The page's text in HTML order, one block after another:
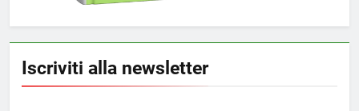
Iscriviti alla newsletter